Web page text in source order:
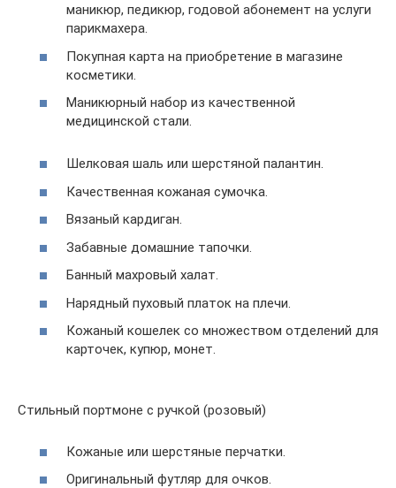
маникюр, педикюр, годовой абонемент на услуги
парикмахера.
Покупная карта на приобретение в магазине
косметики.
Маникюрный набор из качественной
медицинской стали.
Шелковая шаль или шерстяной палантин.
Качественная кожаная сумочка.
Вязаный кардиган.
Забавные домашние тапочки.
Банный махровый халат.
Нарядный пуховый платок на плечи.
Кожаный кошелек со множеством отделений для
карточек, купюр, монет.
Стильный портмоне с ручкой (розовый)
Кожаные или шерстяные перчатки.
Оригинальный футляр для очков.